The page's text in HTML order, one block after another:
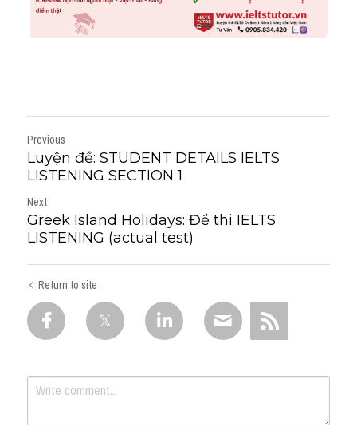
Previous
Luyện đề: STUDENT DETAILS IELTS
LISTENING SECTION 1
Next
Greek Island Holidays: Đề thi IELTS
LISTENING (actual test)
Return to site